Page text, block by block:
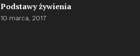
Podstawy żywienia
10 marca, 2017